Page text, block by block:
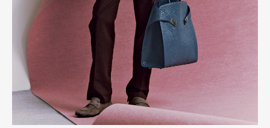
Pen Meet
Pen international Pen tw